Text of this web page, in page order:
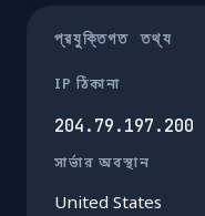
প্রযুক্তিগত তথ্য
IP ঠিকানা
204.79.197.200
সার্ভার অবস্থান
United States